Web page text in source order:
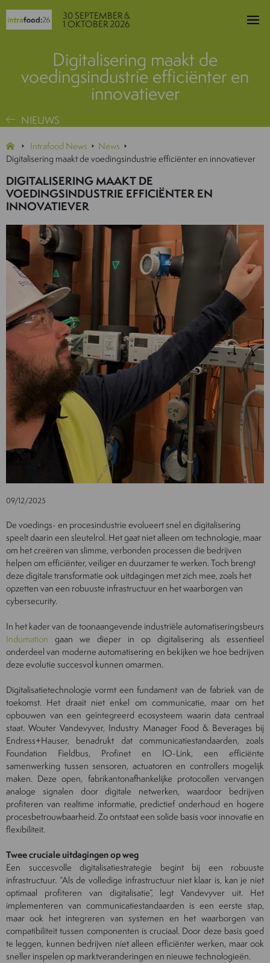
30 SEPTEMBER &
1 OKTOBER 2026
Digitalisering maakt de
voedingsindustrie efficiënter en
innovatiever
NIEUWS
Intrafood News
News
Digitalisering maakt de voedingsindustrie efficiënter en innovatiever
DIGITALISERING MAAKT DE
VOEDINGSINDUSTRIE EFFICIËNTER EN
INNOVATIEVER
09/12/2025
De voedings- en procesindustrie evolueert snel en digitalisering
speelt daarin een sleutelrol. Het gaat niet alleen om technologie, maar
om het creëren van slimme, verbonden processen die bedrijven
helpen om efficiënter, veiliger en duurzamer te werken. Toch brengt
deze digitale transformatie ook uitdagingen met zich mee, zoals het
opzetten van een robuuste infrastructuur en het waarborgen van
cybersecurity.
In het kader van de toonaangevende industriële automatiseringsbeurs
Indumation gaan we dieper in op digitalisering als essentieel
onderdeel van moderne automatisering en bekijken we hoe bedrijven
deze evolutie succesvol kunnen omarmen.
Digitalisatietechnologie vormt een fundament van de fabriek van de
toekomst. Het draait niet enkel om communicatie, maar om het
opbouwen van een geïntegreerd ecosysteem waarin data centraal
staat. Wouter Vandevyver, Industry Manager Food & Beverages bij
Endress+Hauser, benadrukt dat communicatiestandaarden, zoals
Foundation Fieldbus, Profinet en IO-Link, een efficiënte
samenwerking tussen sensoren, actuatoren en controllers mogelijk
maken. Deze open, fabrikantonafhankelijke protocollen vervangen
analoge signalen door digitale netwerken, waardoor bedrijven
profiteren van realtime informatie, predictief onderhoud en hogere
procesbetrouwbaarheid. Zo ontstaat een solide basis voor innovatie en
flexibiliteit.
Twee cruciale uitdagingen op weg
Een succesvolle digitalisatiestrategie begint bij een robuuste
infrastructuur. “Als de volledige infrastructuur niet klaar is, kan je niet
optimaal profiteren van digitalisatie”, legt Vandevyver uit. Het
implementeren van communicatiestandaarden is een eerste stap,
maar ook het integreren van systemen en het waarborgen van
compatibiliteit tussen componenten is cruciaal. Door deze basis goed
te leggen, kunnen bedrijven niet alleen efficiënter werken, maar ook
sneller inspelen op marktveranderingen en nieuwe technologieën.